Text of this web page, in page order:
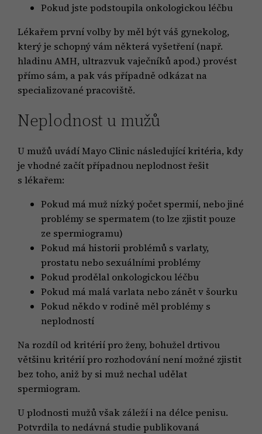
Pokud jste podstoupila onkologickou léčbu
Lékařem první volby by měl být váš gynekolog,
který je schopný vám některá vyšetření (např.
hladinu AMH, ultrazvuk vaječníků apod.) provést
přímo sám, a pak vás případně odkázat na
specializované pracoviště.
Neplodnost u mužů
U mužů uvádí Mayo Clinic následující kritéria, kdy
je vhodné začít případnou neplodnost řešit
s lékařem:
Pokud má muž nízký počet spermií, nebo jiné
problémy se spermatem (to lze zjistit pouze
ze spermiogramu)
Pokud má historii problémů s varlaty,
prostatu nebo sexuálními problémy
Pokud prodělal onkologickou léčbu
Pokud má malá varlata nebo zánět v šourku
Pokud někdo v rodině měl problémy s
neplodností
Na rozdíl od kritérií pro ženy, bohužel drtivou
většinu kritérií pro rozhodování není možné zjistit
bez toho, aniž by si muž nechal udělat
spermiogram.
U plodnosti mužů však záleží i na délce penisu.
Potvrdila to nedávná studie publikovaná